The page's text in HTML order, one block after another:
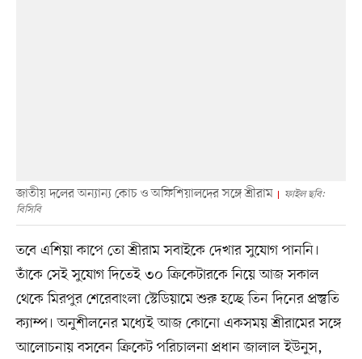
জাতীয় দলের অন্যান্য কোচ ও অফিশিয়ালদের সঙ্গে শ্রীরাম
ফাইল ছবি:
বিসিবি
তবে এশিয়া কাপে তো শ্রীরাম সবাইকে দেখার সুযোগ পাননি।
তাঁকে সেই সুযোগ দিতেই ৩০ ক্রিকেটারকে নিয়ে আজ সকাল
থেকে মিরপুর শেরেবাংলা স্টেডিয়ামে শুরু হচ্ছে তিন দিনের প্রস্তুতি
ক্যাম্প। অনুশীলনের মধ্যেই আজ কোনো একসময় শ্রীরামের সঙ্গে
আলোচনায় বসবেন ক্রিকেট পরিচালনা প্রধান জালাল ইউনুস,